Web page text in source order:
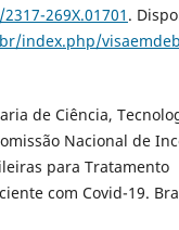
269X.01701 .
index.php/
de Ciência,
Nacional de
para Tratamento
com Covid-19.